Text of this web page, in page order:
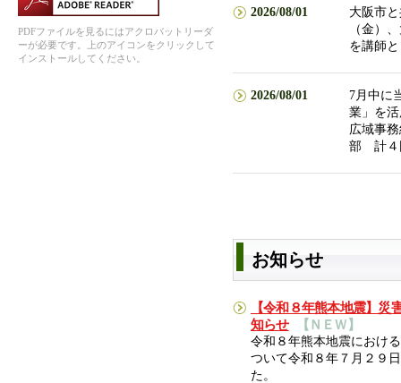
PDFファイルを見るにはアクロバットリーダ
ーが必要です。上のアイコンをクリックして
インストールしてください。
2026/08/01
大阪市
（金）
を講師
2026/08/01
7月中に
業」を
広域事
部 計４
お知らせ
【令和８年熊本地震】
知らせ
【ＮＥＷ】
令和８年熊本地震におけ
ついて令和８年７月２９
た。